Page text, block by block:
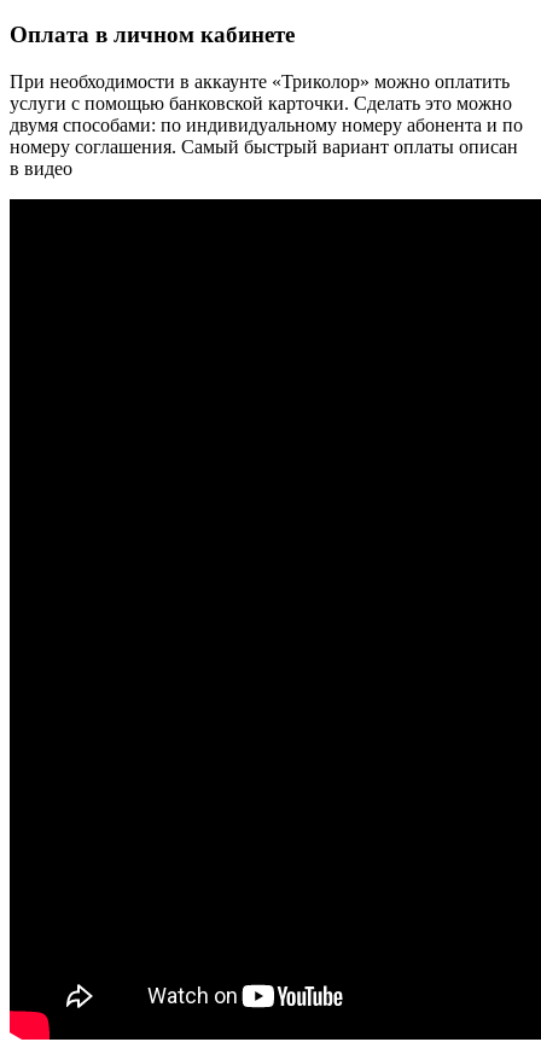
Оплата в личном кабинете
При необходимости в аккаунте «Триколор» можно оплатить
услуги с помощью банковской карточки. Сделать это можно
двумя способами: по индивидуальному номеру абонента и по
номеру соглашения. Самый быстрый вариант оплаты описан
в видео